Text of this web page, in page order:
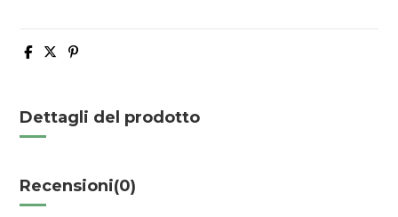
Dettagli del prodotto
Recensioni(0)